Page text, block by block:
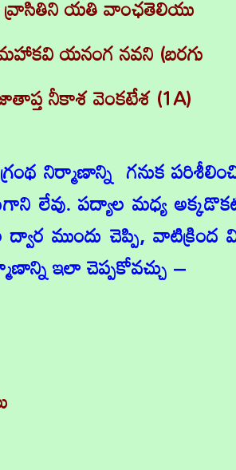
వ్రాసితిని యతి వాంఛతెలియు
యనంగ నవని (బరగు
నీకాశ వెంకటేశ (1A)
నిర్మాణాన్ని గనుక
లేవు. పద్యాల మధ్య
ద్వార ముందు చెప్పి, వాటిక్రింద
ఇలా చెప్పకోవచ్చు –